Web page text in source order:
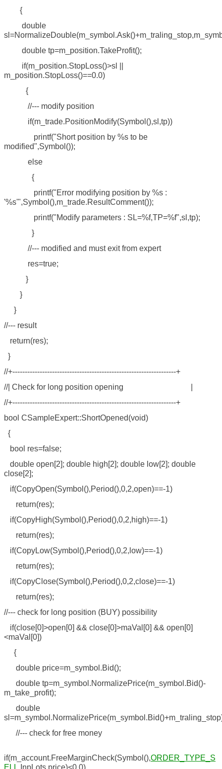
{
double
double tp=m_position.TakeProfit();
if(m_position.StopLoss()>sl ||
m_position.StopLoss()==0.0)
{
//--- modify position
if(m_trade.PositionModify(Symbol(),sl,tp))
printf("Short position by %s to be
modified",Symbol());
else
{
printf("Error modifying position by %s :
'%s'",Symbol(),m_trade.ResultComment());
printf("Modify parameters : SL=%f,TP=%f",sl,tp);
}
//--- modified and must exit from expert
res=true;
}
}
}
//--- result
return(res);
}
//+------------------------------------------------------------------+
//| Check for long position opening |
//+------------------------------------------------------------------+
bool CSampleExpert::ShortOpened(void)
{
bool res=false;
double open[2]; double high[2]; double low[2]; double
close[2];
if(CopyOpen(Symbol(),Period(),0,2,open)==-1)
return(res);
if(CopyHigh(Symbol(),Period(),0,2,high)==-1)
return(res);
if(CopyLow(Symbol(),Period(),0,2,low)==-1)
return(res);
if(CopyClose(Symbol(),Period(),0,2,close)==-1)
return(res);
//--- check for long position (BUY) possibility
if(close[0]>open[0] && close[0]>maVal[0] && open[0]
<maVal[0])
{
double price=m_symbol.Bid();
double tp=m_symbol.NormalizePrice(m_symbol.Bid()-
m_take_profit);
double
//--- check for free money
if(m_account.FreeMarginCheck(Symbol(),ORDER_TYPE_S